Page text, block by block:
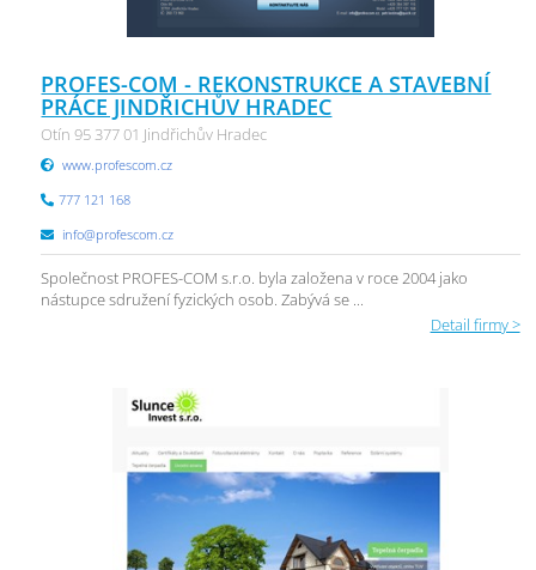
PROFES-COM - REKONSTRUKCE A STAVEBNÍ
PRÁCE JINDŘICHŮV HRADEC
Otín 95 377 01 Jindřichův Hradec
www.profescom.cz
777 121 168
info@profescom.cz
Společnost PROFES-COM s.r.o. byla založena v roce 2004 jako
nástupce sdružení fyzických osob. Zabývá se ...
Detail firmy >